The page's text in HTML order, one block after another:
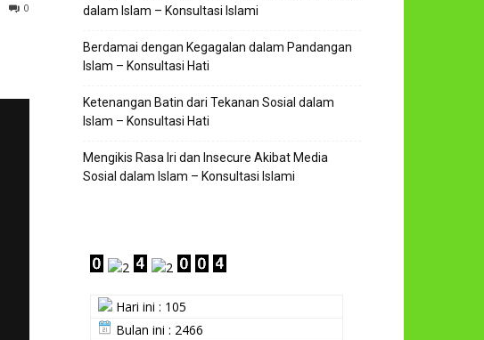
0
dalam Islam – Konsultasi Islami
Berdamai dengan Kegagalan dalam Pandangan
Islam – Konsultasi Hati
Ketenangan Batin dari Tekanan Sosial dalam
Islam – Konsultasi Hati
Mengikis Rasa Iri dan Insecure Akibat Media
Sosial dalam Islam – Konsultasi Islami
Hari ini : 105
Bulan ini : 2466